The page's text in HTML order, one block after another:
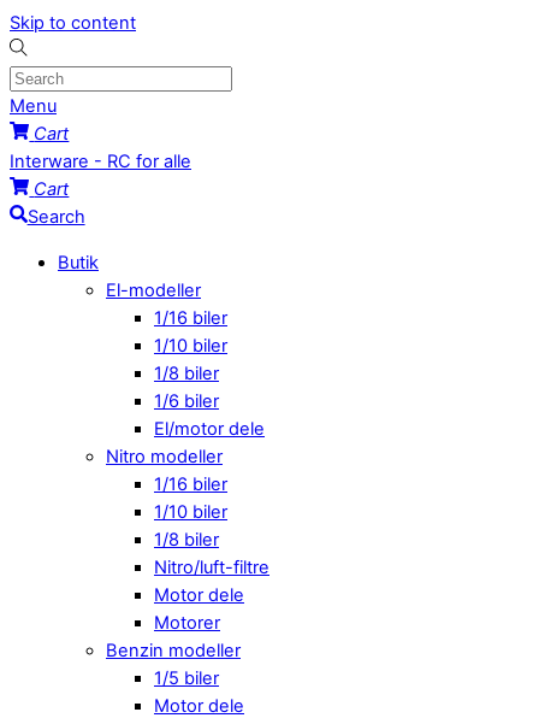
Skip to content
Menu
Cart
Interware - RC for alle
Cart
Search
Butik
El-modeller
1/16 biler
1/10 biler
1/8 biler
1/6 biler
El/motor dele
Nitro modeller
1/16 biler
1/10 biler
1/8 biler
Nitro/luft-filtre
Motor dele
Motorer
Benzin modeller
1/5 biler
Motor dele